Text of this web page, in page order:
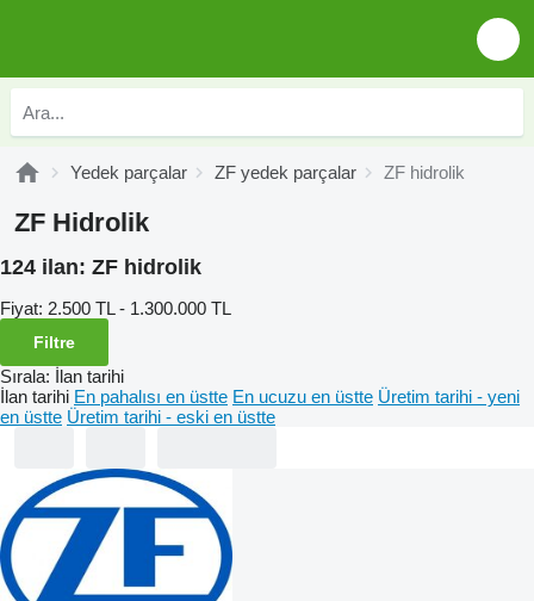
Yedek parçalar ZF yedek parçalar ZF hidrolik
ZF Hidrolik
124 ilan: ZF hidrolik
Fiyat: 2.500 TL - 1.300.000 TL
Filtre
Sırala: İlan tarihi
İlan tarihi En pahalısı en üstte En ucuzu en üstte Üretim tarihi - yeni
en üstte Üretim tarihi - eski en üstte